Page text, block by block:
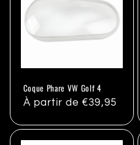
Coque Phare VW Golf 4
Prix
À partir de €39,95